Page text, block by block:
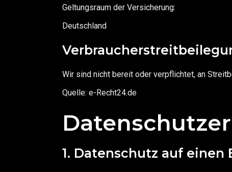
Geltungsraum der Versicherung:
Deutschland
Wir sind nicht bereit oder verpflichtet, an
Quelle: e-Recht24.de
1. Datenschutz auf einen